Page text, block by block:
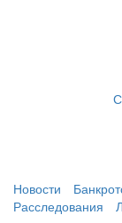
Новости
Расследования